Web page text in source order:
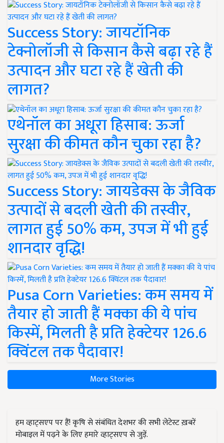
Success Story: जायटॉनिक
टेक्नोलॉजी से किसान कैसे बढ़ा रहे हैं
उत्पादन और घटा रहे हैं खेती की
लागत?
एथेनॉल का अधूरा हिसाब: ऊर्जा
सुरक्षा की कीमत कौन चुका रहा है?
Success Story: जायडेक्स के जैविक
उत्पादों से बदली खेती की तस्वीर,
लागत हुई 50% कम, उपज में भी हुई
शानदार वृद्धि!
Pusa Corn Varieties: कम समय में
तैयार हो जाती हैं मक्का की ये पांच
किस्में, मिलती है प्रति हेक्टेयर 126.6
क्विंटल तक पैदावार!
More Stories
हम व्हाट्सएप पर हैं! कृषि से संबंधित देशभर की सभी लेटेस्ट ख़बरें
मोबाइल में पढ़ने के लिए हमारे व्हाट्सएप से जुड़ें.